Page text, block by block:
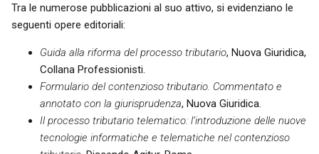
Tra le numerose pubblicazioni al suo attivo, si evidenziano le
seguenti opere editoriali:
Guida alla riforma del processo tributario, Nuova Giuridica,
Collana Professionisti.
Formulario del contenzioso tributario. Commentato e
annotato con la giurisprudenza, Nuova Giuridica.
Il processo tributario telematico: l’introduzione delle nuove
tecnologie informatiche e telematiche nel contenzioso